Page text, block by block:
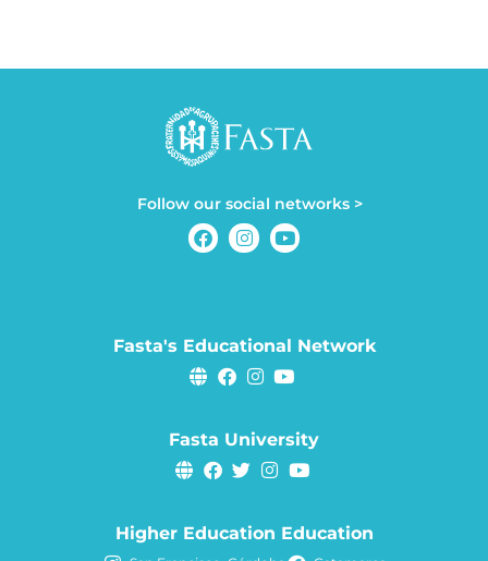
Follow our social networks >
Fasta's Educational Network
Fasta University
Higher Education Education